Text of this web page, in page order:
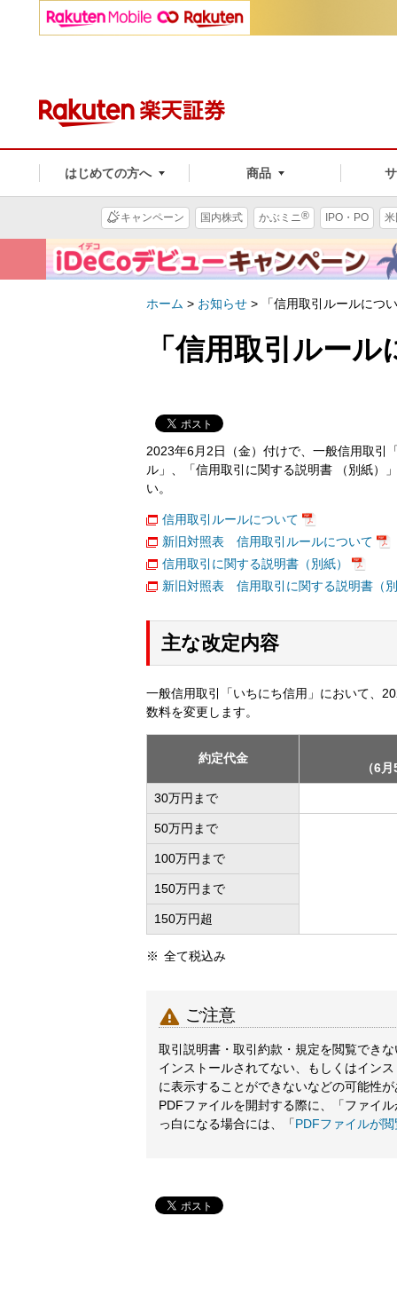
はじめての方へ 商品
キャンペーン 国内株式 かぶミニ® IPO・PO
ホーム > お知らせ > 「信用取引ルールにつ
「信用取引ルー
2023年6月2日（金）付けで、一般信用取引
ル」、「信用取引に関する説明書 （別紙）
い。
信用取引ルールについて
新旧対照表 信用取引ルールについて
信用取引に関する説明書（別紙）
新旧対照表 信用取引に関する説明書（
主な改定内容
一般信用取引「いちにち信用」において、
数料を変更します。
約定代金
（6
30万円 まで
50万円 まで
100万円 まで
150万円 まで
150万円超
全て税込み
 ご注意
取引説明書・取引約款・規定を閲覧でき
インストールされてない、もしくはイン
に表示することができないなどの可能性
PDFファイルを開封する際に、「ファイ
っ白になる場合には、「PDFファイルが